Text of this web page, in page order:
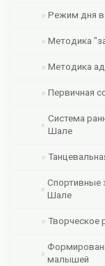
Режим дня
Методика
Методика
Первичная
Система
Шале
Спортивные
Шале
Творческое
малышей